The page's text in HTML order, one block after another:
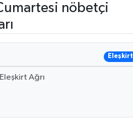
nöbetçi
Eleşkirt
Ağrı